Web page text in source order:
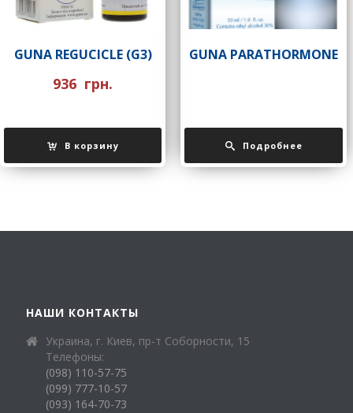
GUNA REGUCICLE (G3)
936 грн.
В корзину
GUNA PARATHORMONE
Подробнее
НАШИ КОНТАКТЫ
Украина, г. Киев, пр-т Соборности, 15
Телефоны:
(098) 110-57-75
(099) 777-10-57
(093) 164-70-73